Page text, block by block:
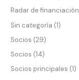
Radar de financiación
Sin categoría (1)
Socios (29)
Socios (14)
Socios principales (1)